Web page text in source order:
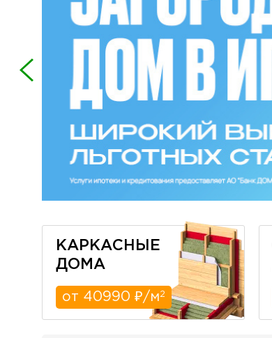
КАРКАСНЫЕ
ДОМА
от 40990 ₽/м2